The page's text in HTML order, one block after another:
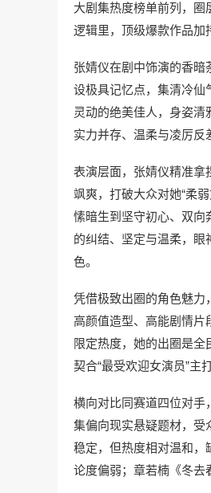
大剧集热度榜单前列，
逻辑里，顶级爆款作品加
张婧仪在剧中饰演的香暗
设极具记忆点，集清冷仙
灵动的绝美佳人，身姿
实力并存、温柔与凌厉反
表演层面，张婧仪精准拿
飒爽，打破大众对她“柔
愫暗生到坚守初心、双向
的纠结、坚定与温柔，眼
色。
凭借极致出圈的角色魅力
高颜值造型、高能剧情片
限定热度，她的出圈是
契合“最受欢迎女演员”主
横向对比同赛道四位对手
集偏向现实悬疑题材，受
稳定，但热度相对温和，
论度偏弱；章若楠《冬去